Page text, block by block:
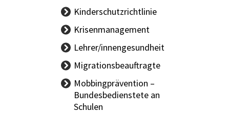
Kinderschutzrichtlinie
Krisenmanagement
Lehrer/innengesundheit
LAND Allgemein
BUND Allgemein
Migrationsbeauftragte
Mobbingprävention –
Bundesbedienstete an
Schulen